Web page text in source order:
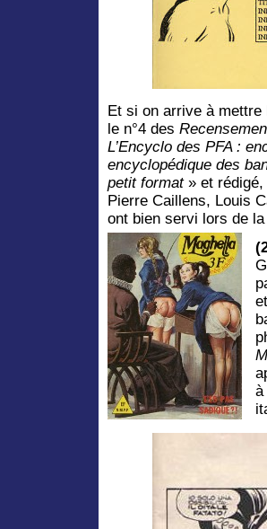
Et si on arrive à
le n°4 des
L’Encyclo des PFA :
encyclopédique des
petit format» et rédigé,
Pierre Caillens, Louis
ont bien servi lors de
à